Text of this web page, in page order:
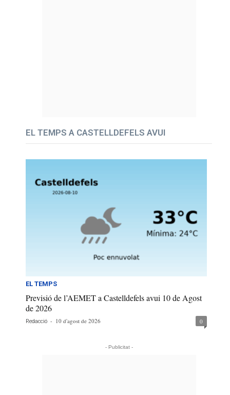
EL TEMPS A CASTELLDEFELS AVUI
EL TEMPS
Previsió de l’AEMET a Castelldefels avui 10 de Agost
de 2026
Redacció - 10 d'agost de 2026 0
- Publicitat -